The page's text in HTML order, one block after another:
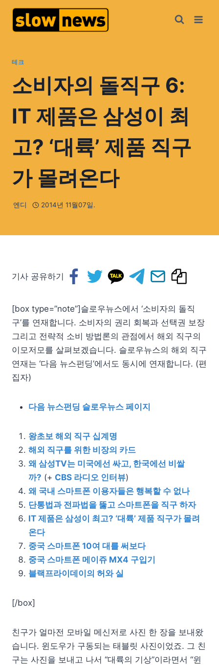
테크
소비자의 돌직구 6:
IT 제품은 삼성이 최
고? ‘대륙’ 제품 직구
가 몰려온다
엔디 2014년 11월07일.
기사 공유하기
[box type=”note”]슬로우뉴스에서 ‘소비자의 돌직
구’를 연재합니다. 소비자의 권리 회복과 선택권 보장
그리고 전략적 소비 방법론의 관점에서 해외 직구의
이모저모를 살펴보겠습니다. 슬로우뉴스의 해외 직구
연재는 ‘다음 뉴스펀딩’에서도 동시에 연재합니다. (편
집자)
다음 뉴스펀딩 슬로우뉴스 페이지
왕초보 해외 직구 십계명
해외 직구를 위한 비장의 카드
왜 삼성TV는 미국에선 싸고, 한국에선 비쌀
까? (+ CBS 라디오 인터뷰)
왜 국내 스마트폰 이용자들은 행복할 수 없나
단통법과 전파법을 뚫고 스마트폰을 직구 하자
IT 제품은 삼성이 최고? ‘대륙’ 제품 직구가 몰려
온다
중국 스마트폰 10여 대를 써보다
중국 스마트폰 메이쥬 MX4 구입기
블랙프라이데이의 허와 실
[/box]
친구가 얼마전 모바일 메신저로 사진 한 장을 보내왔
습니다. 윈도우가 구동되는 태블릿 사진이었죠. 그 친
구는 사진을 보내고 나서 “대륙의 기상”이라면서 “윈